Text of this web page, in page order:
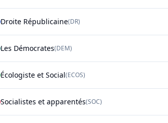
Droite Républicaine(DR)
Les Démocrates(DEM)
Écologiste et Social(ECOS)
Socialistes et apparentés(SOC)